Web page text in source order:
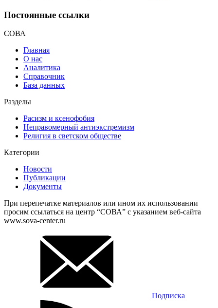
Постоянные ссылки
СОВА
Главная
О нас
Аналитика
Справочник
База данных
Разделы
Расизм и ксенофобия
Неправомерный антиэкстремизм
Религия в светском обществе
Категории
Новости
Публикации
Документы
При перепечатке материалов или ином их использовании
просим ссылаться на центр “СОВА” с указанием веб-сайта
www.sova-center.ru
Подписка